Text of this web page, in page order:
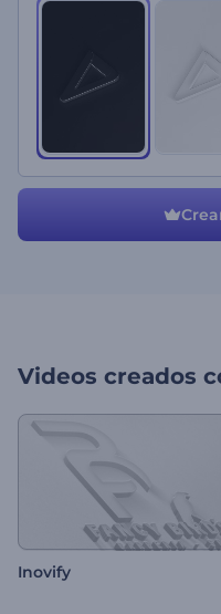
Videos creados
Inovify